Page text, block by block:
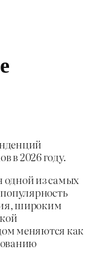
в 2026 году.
одной из самых
широким
меняются как